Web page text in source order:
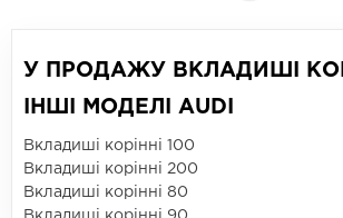
У ПРОДАЖУ ВКЛАДИШІ
ІНШІ МОДЕЛІ AUDI
Вкладиші корінні 100
Вкладиші корінні 200
Вкладиші корінні 80